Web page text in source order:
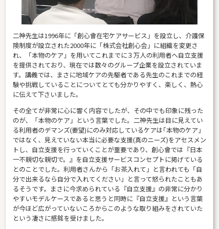
二神先生は1996年に「創心會在宅ケアサービス」を設立し、介護保
険制度が設立された2000年に「株式会社創心会」に組織を変更さ
れ、「本物のケア」を用いてこれまでに３万人の利用者へ自立支援
を提供されており、現在では数々のグループ企業を設立されていま
す。講義では、まさに地域ケアの先駆者である先生のこれまでの経
験や挑戦していることについてとても分かりやすく、楽しく、熱心
に伝えて下さいました。
その全てが非常に心に響く内容でしたが、その中でも印象に残った
のが、「本物のケア」という言葉でした。二神先生は目に見えてい
る利用者のデマンズ(要望)にのみ対応しているケアは｢本物のケア｣
ではなく、見えていない本当に必要な支援(真のニーズ)をアセスメン
トし、自立支援を行っていくことが重要であり、創心會では『日本
一不親切な親切で。』を自立支援サービスコンセプトに掲げている
とのことでした。利用者さんから「お茶入れて」と言われても「自
分で出来るなら自分で入れてください」と言って怒られたこともあ
るそうです。まさに今求められている『自立支援』の非常に分かり
やすいモデルケースであると思うと同時に『自立支援』という言葉
が今ほど広がっていないころからこのような取り組みをされていた
という凄さに感銘を受けました。